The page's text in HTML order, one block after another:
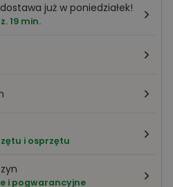
już w poniedziałek!
19 min.
i osprzętu
i pogwarancyjne